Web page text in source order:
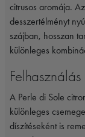
citrusos aromája.
desszertélményt
szájban, hosszan
különleges
A Perle di Sole
különleges
díszítéseként is